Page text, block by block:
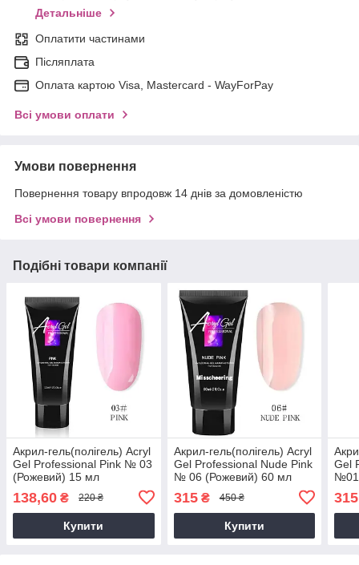
Детальніше
Оплатити частинами
Післяплата
Оплата картою Visa, Mastercard - WayForPay
Всі умови оплати
Умови повернення
Повернення товару впродовж 14 днів за домовленістю
Всі умови повернення
Подібні товари компанії
Акрил-гель(полігель) Acryl
Gel Professional Pink № 03
(Рожевий) 15 мл
138,60 ₴ 220 ₴
Купити
Акрил-гель(полігель) Acryl
Gel Professional Nude Pink
№ 06 (Рожевий) 60 мл
315₴ 450 ₴
Купити
Gel
№01
315